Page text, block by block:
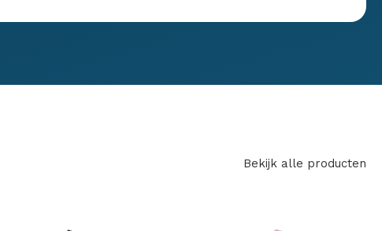
Bekijk alle producten